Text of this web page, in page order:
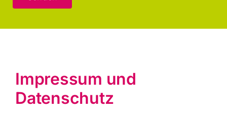
Impressum und
Datenschutz